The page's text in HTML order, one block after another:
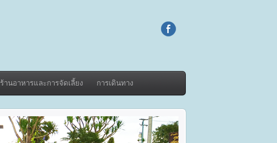
ร้านอาหารและการจัดเลี้ยง
การเดินทาง